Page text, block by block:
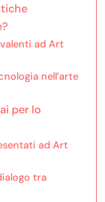
ad Art
nell’arte
per lo
ad Art
tra